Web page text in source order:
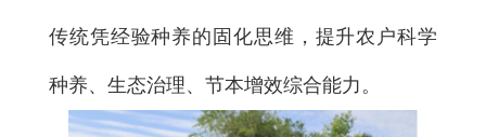
传统凭经验种养的固化思维，提升农户科学
种养、生态治理、节本增效综合能力。